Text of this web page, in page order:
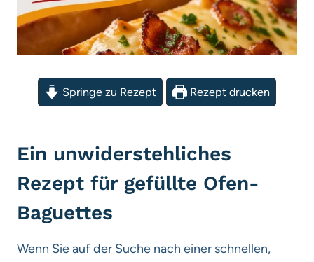
Springe zu Rezept Rezept drucken
Ein unwiderstehliches
Rezept für gefüllte Ofen-
Baguettes
Wenn Sie auf der Suche nach einer schnellen,